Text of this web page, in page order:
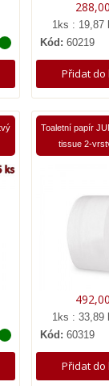
1ks : 19,87
Kód: 60219
Přidat do
Toaletní papír
tissue 2-
1ks : 33,89
Kód: 60319
Přidat do